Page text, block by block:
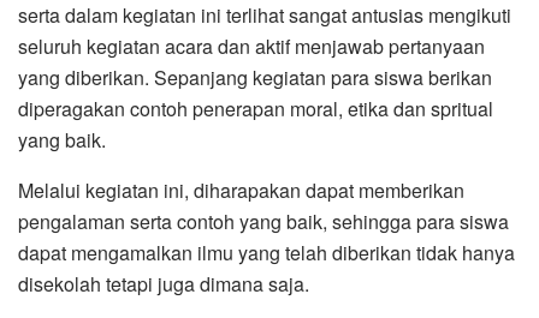
serta dalam kegiatan ini terlihat sangat antusias mengikuti
seluruh kegiatan acara dan aktif menjawab pertanyaan
yang diberikan. Sepanjang kegiatan para siswa berikan
diperagakan contoh penerapan moral, etika dan spritual
yang baik.
Melalui kegiatan ini, diharapakan dapat memberikan
pengalaman serta contoh yang baik, sehingga para siswa
dapat mengamalkan ilmu yang telah diberikan tidak hanya
disekolah tetapi juga dimana saja.